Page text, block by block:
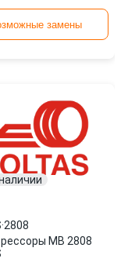
замены
·2808
MB 2808